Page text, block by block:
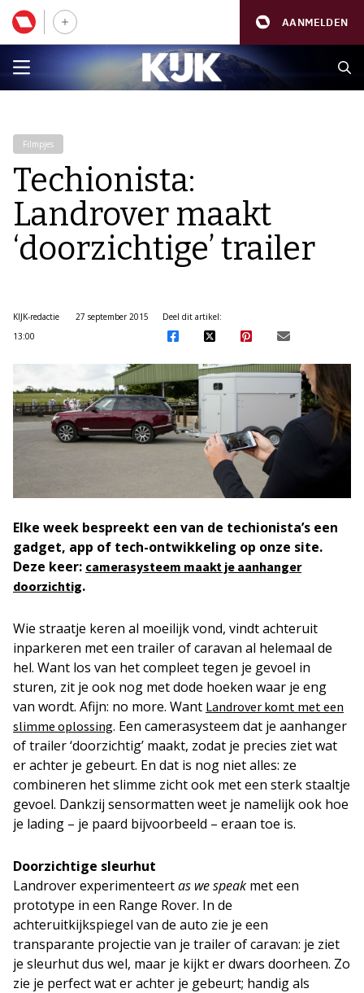
AANMELDEN
Filmpjes
Techionista:
Landrover maakt
‘doorzichtige’ trailer
KIJK-redactie
27 september 2015
13:00
Deel dit artikel:
Elke week bespreekt een van de techionista’s een
gadget, app of tech-ontwikkeling op onze site.
Deze keer: camerasysteem maakt je aanhanger
doorzichtig.
Wie straatje keren al moeilijk vond, vindt achteruit
inparkeren met een trailer of caravan al helemaal de
hel. Want los van het compleet tegen je gevoel in
sturen, zit je ook nog met dode hoeken waar je eng
van wordt. Afijn: no more. Want Landrover komt met een
slimme oplossing. Een camerasysteem dat je aanhanger
of trailer ‘doorzichtig’ maakt, zodat je precies ziet wat
er achter je gebeurt. En dat is nog niet alles: ze
combineren het slimme zicht ook met een sterk staaltje
gevoel. Dankzij sensormatten weet je namelijk ook hoe
je lading – je paard bijvoorbeeld – eraan toe is.
Doorzichtige sleurhut
Landrover experimenteertas we speak met een
prototype in een Range Rover. In de
achteruitkijkspiegel van de auto zie je een
transparante projectie van je trailer of caravan: je ziet
je sleurhut dus wel, maar je kijkt er dwars doorheen. Zo
zie je perfect wat er achter je gebeurt; handig als